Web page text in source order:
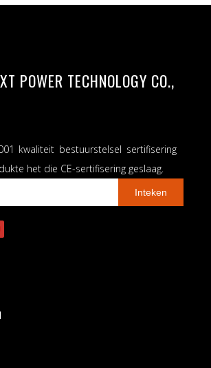
POWER TECHNOLOGY CO.,
kwaliteit bestuurstelsel sertifisering
het die CE-sertifisering geslaag.
Inteken